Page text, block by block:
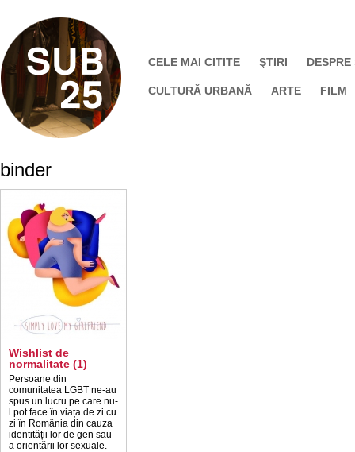
CELE MAI CITITE ŞTIRI DESPRE
CULTURĂ URBANĂ ARTE FILM
binder
Wishlist de
normalitate (1)
Persoane din
comunitatea LGBT ne-au
spus un lucru pe care nu-
l pot face în viața de zi cu
zi în România din cauza
identității lor de gen sau
a orientării lor sexuale.